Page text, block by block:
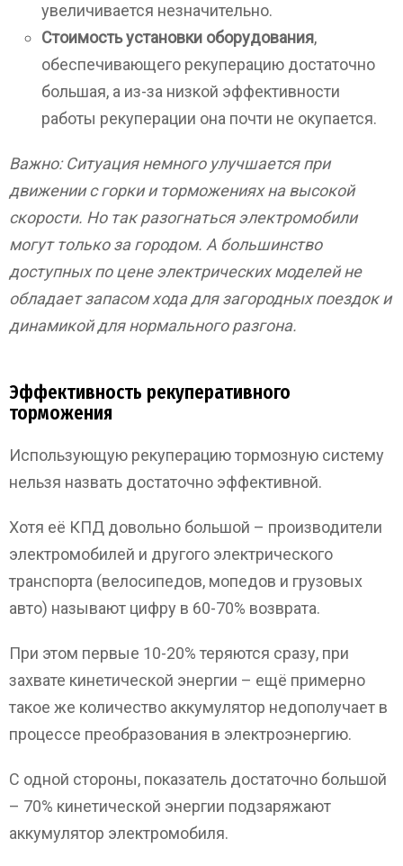
увеличивается незначительно.
Стоимость установки оборудования,
обеспечивающего рекуперацию достаточно
большая, а из-за низкой эффективности
работы рекуперации она почти не окупается.
Важно: Ситуация немного улучшается при
движении с горки и торможениях на высокой
скорости. Но так разогнаться электромобили
могут только за городом. А большинство
доступных по цене электрических моделей не
обладает запасом хода для загородных поездок и
динамикой для нормального разгона.
Эффективность рекуперативного
торможения
Использующую рекуперацию тормозную систему
нельзя назвать достаточно эффективной.
Хотя её КПД довольно большой – производители
электромобилей и другого электрического
транспорта (велосипедов, мопедов и грузовых
авто) называют цифру в 60-70% возврата.
При этом первые 10-20% теряются сразу, при
захвате кинетической энергии – ещё примерно
такое же количество аккумулятор недополучает в
процессе преобразования в электроэнергию.
С одной стороны, показатель достаточно большой
– 70% кинетической энергии подзаряжают
аккумулятор электромобиля.